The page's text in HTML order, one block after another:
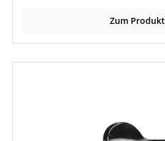
Zum Produkt